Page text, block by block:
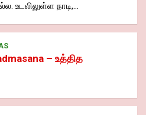
உடலிலுள்ள நாடி,…
– உத்தித